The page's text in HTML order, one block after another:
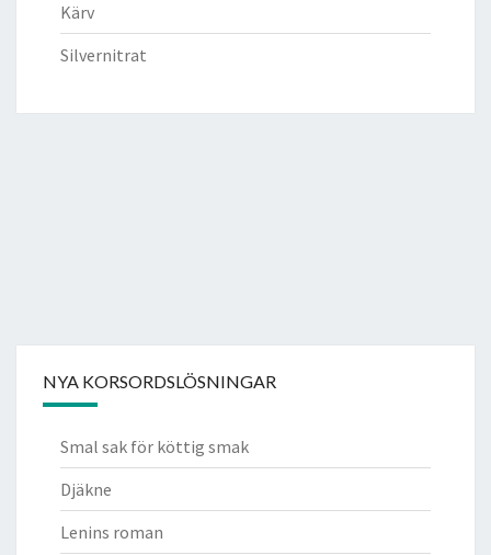
Kärv
Silvernitrat
NYA KORSORDSLÖSNINGAR
Smal sak för köttig smak
Djäkne
Lenins roman